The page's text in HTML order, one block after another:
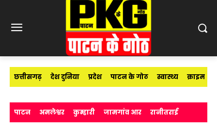
छत्तीसगढ़ देश दुनिया प्रदेश पाटन के गोठ स्वास्थ्य क्राइम
पाटन अमलेश्वर कुम्हारी जामगांव आर रानीतराई